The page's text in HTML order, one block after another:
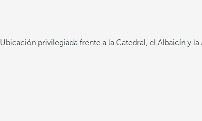
Ubicación privilegiada frente a la Catedral, el Albaicín y la